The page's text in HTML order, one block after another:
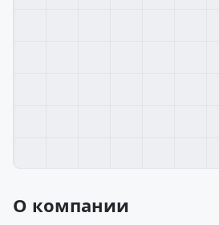
О компании